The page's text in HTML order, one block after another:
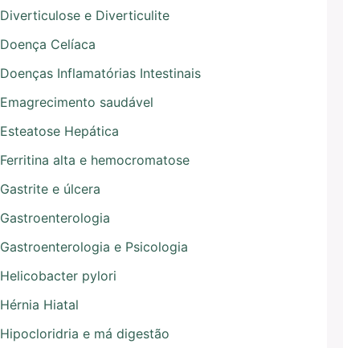
Diverticulose e Diverticulite
Doença Celíaca
Doenças Inflamatórias Intestinais
Emagrecimento saudável
Esteatose Hepática
Ferritina alta e hemocromatose
Gastrite e úlcera
Gastroenterologia
Gastroenterologia e Psicologia
Helicobacter pylori
Hérnia Hiatal
Hipocloridria e má digestão